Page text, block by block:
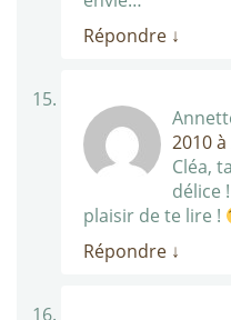
Répondre ↓
2010
Cléa,
délice
plaisir de te lire !
Répondre ↓